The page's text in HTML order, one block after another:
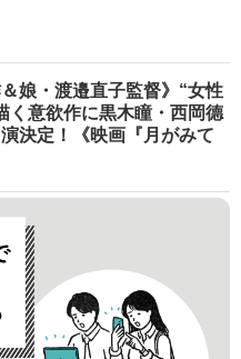
＆娘・渡邉直子監督》“女性
く意欲作に黒木瞳・西岡德
決定！《映画『月がみて